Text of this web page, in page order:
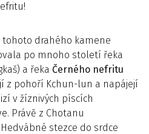
tohoto drahého kamene
po mnoho století řeka
a řeka Černého nefritu
z pohoří Kchun-lun a napájejí
v žíznivých píscích
Právě z Chotanu
stezce do srdce